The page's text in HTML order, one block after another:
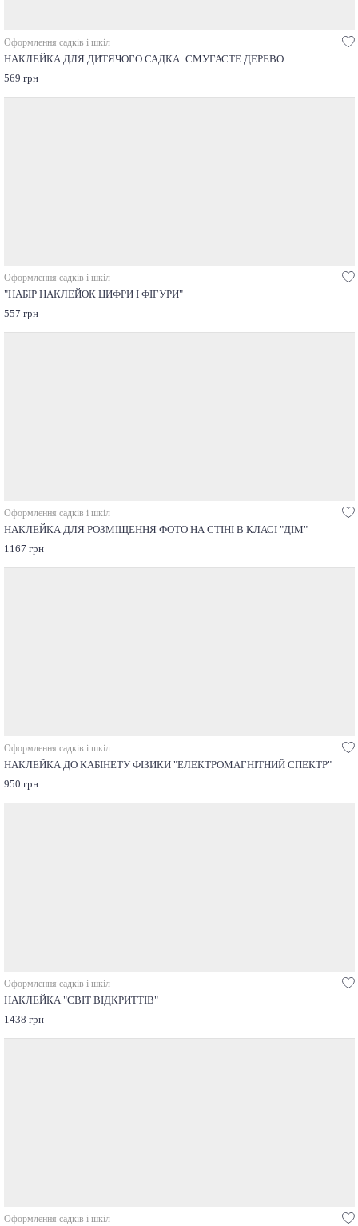
Оформлення садків і шкіл
НАКЛЕЙКА ДЛЯ ДИТЯЧОГО САДКА: СМУГАСТЕ ДЕРЕВО
569 грн
Оформлення садків і шкіл
"НАБІР НАКЛЕЙОК ЦИФРИ І ФІГУРИ"
557 грн
Оформлення садків і шкіл
НАКЛЕЙКА ДЛЯ РОЗМІЩЕННЯ ФОТО НА СТІНІ В КЛАСІ "ДІМ"
1167 грн
Оформлення садків і шкіл
НАКЛЕЙКА ДО КАБІНЕТУ ФІЗИКИ "ЕЛЕКТРОМАГНІТНИЙ СПЕКТР"
950 грн
Оформлення садків і шкіл
НАКЛЕЙКА "СВІТ ВІДКРИТТІВ"
1438 грн
Оформлення садків і шкіл